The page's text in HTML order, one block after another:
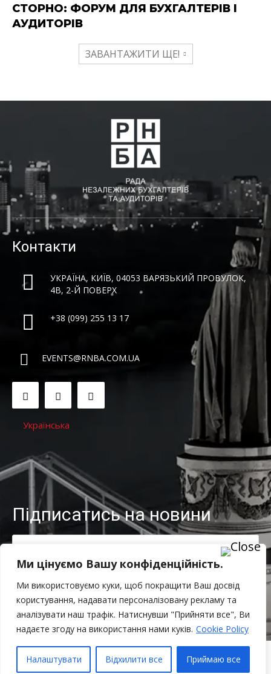
Ми цінуємо Вашу конфіденційність.
Ми використовуємо куки, щоб покращити Ваш досвід
користування, надавати персоналізовану рекламу та
аналізувати наш трафік. Натиснувши "Прийняти все", Ви
надаєте згоду на використання нами куків. Cookie Policy
Налаштувати Відхилити все Приймаю все
СТОРНО: ФОРУМ ДЛЯ БУХГАЛТЕРІВ І
АУДИТОРІВ
ЗАВАНТАЖИТИ ЩЕ!
Контакти
УКРАЇНА, КИЇВ, 04053 ВАРЯЗЬКИЙ ПРОВУЛОК,
4B, 2-Й ПОВЕРХ
+38 (099) 255 13 17
EVENTS@RNBA.COM.UA
Українська
Підписатись на новини
ЗАПИСАТИ МЕНЕ!
Я прочитав і погоджуюсь ізПолітикою конфіденційності.
© 2009 - 2023 Рада незалежних бухгалтерів та аудиторів